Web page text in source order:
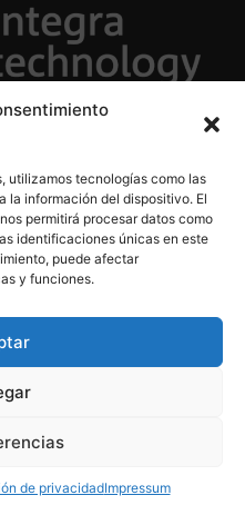
utilizamos tecnologías como las
la información del dispositivo. El
permitirá procesar datos como
identificaciones únicas en este
puede afectar
y funciones.
de privacidadImpressum
Cookies
564